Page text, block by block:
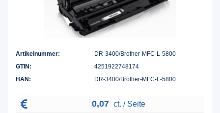
Artikelnummer:
DR-3400/Brother-MFC-L-5800
GTIN:
4251922748174
HAN:
DR-3400/Brother-MFC-L-5800
0,07 ct. / Seite